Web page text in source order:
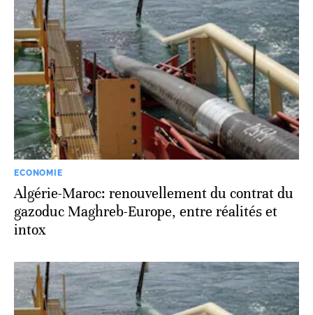
ECONOMIE
Algérie-Maroc: renouvellement du contrat du
gazoduc Maghreb-Europe, entre réalités et
intox